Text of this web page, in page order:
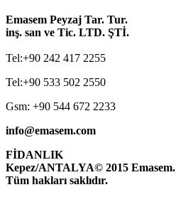
Emasem Peyzaj Tar. Tur.
inş. san ve Tic. LTD. ŞTİ.
Tel:+90 242 417 2255
Tel:+90 533 502 2550
Gsm: +90 544 672 2233
info@emasem.com
FİDANLIK
Kepez/ANTALYA© 2015 Emasem.
Tüm hakları saklıdır.